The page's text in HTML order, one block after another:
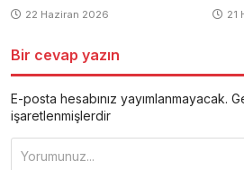
22 Haziran 2026 21
Bir cevap yazın
E-posta hesabınız yayımlanmayacak.
işaretlenmişlerdir